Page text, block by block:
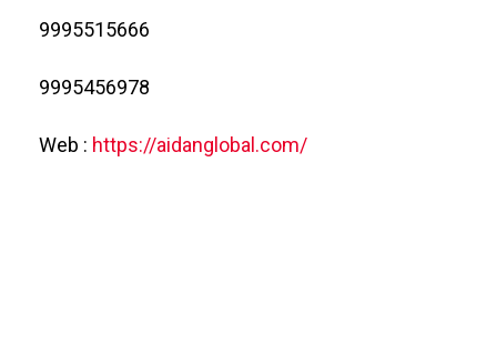
9995515666
9995456978
Web : https://aidanglobal.com/